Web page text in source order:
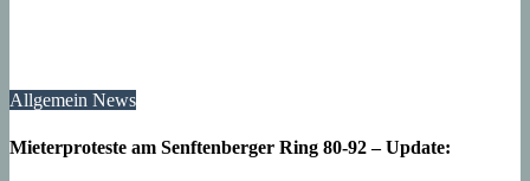
Allgemein News
Mieterproteste am Senftenberger Ring 80-92 – Update: